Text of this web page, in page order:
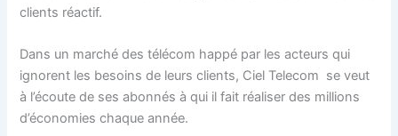
clients réactif.
Dans un marché des télécom happé par les acteurs qui
ignorent les besoins de leurs clients, Ciel Telecom se veut
à l’écoute de ses abonnés à qui il fait réaliser des millions
d’économies chaque année.